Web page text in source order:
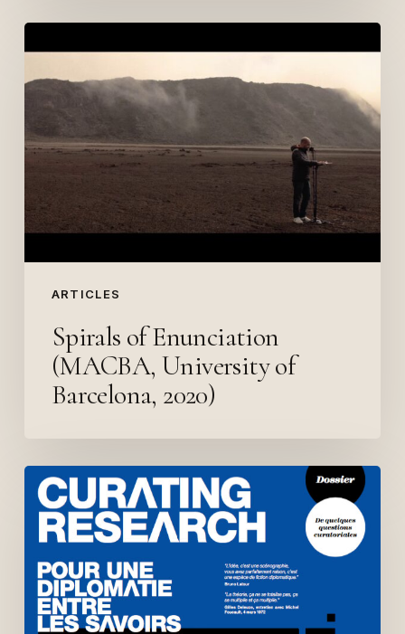
ARTICLES
Enunciation
(MACBA, University
of
Barcelona,
Spirals of Enunciation
(MACBA, University of
Barcelona, 2020)
Curating
research
(L’Art
n°64,
2015)